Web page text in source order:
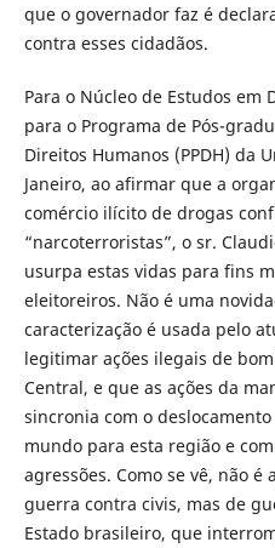
que o governador faz é
contra esses cidadãos.
Para o Núcleo de Estudos em
para o Programa de Pós-
Direitos Humanos (PPDH) da
Janeiro, ao afirmar que a
comércio ilícito de drogas
“narcoterroristas”, o sr.
usurpa estas vidas para fins
eleitoreiros. Não é uma
caracterização é usada pelo
legitimar ações ilegais de
Central, e que as ações da
sincronia com o
mundo para esta região e
agressões. Como se vê, não
guerra contra civis, mas de
Estado brasileiro, que